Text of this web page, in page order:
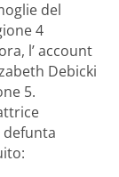
del
4
l’ account
Debicki
5.
defunta